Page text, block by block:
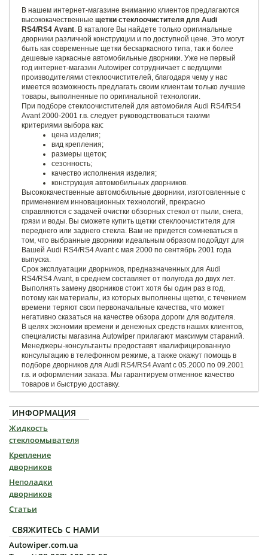
В нашем интернет-магазине вниманию клиентов предлагаются
высококачественные щетки стеклоочистителя для Audi
RS4/RS4 Avant. В каталоге Вы найдете только оригинальные
дворники различной конструкции и по доступной цене. Это могут
быть как современные щетки бескаркасного типа, так и более
дешевые каркасные автомобильные дворники. Уже не первый
год интернет-магазин Autowiper сотрудничает с ведущими
производителями стеклоочистителей, благодаря чему у нас
имеется возможность предлагать своим клиентам только лучшие
товары, выполненные по оригинальной технологии.
При подборе стеклоочистителей для автомобиля Audi RS4/RS4
Avant 2000-2001 г.в. следует руководствоваться такими
критериями выбора как:
цена изделия;
вид крепления;
размеры щеток;
сезонность;
качество исполнения изделия;
конструкция автомобильных дворников.
Высококачественные автомобильные дворники, изготовленные с
применением инновационных технологий, прекрасно
справляются с задачей очистки обзорных стекол от пыли, снега,
грязи и воды. Вы сможете купить щетки стеклоочистителя для
переднего или заднего стекла. Вам не придется сомневаться в
том, что выбранные дворники идеальным образом подойдут для
Вашей Audi RS4/RS4 Avant с мая 2000 по сентябрь 2001 года
выпуска.
Срок эксплуатации дворников, предназначенных для Audi
RS4/RS4 Avant, в среднем составляет от полугода до двух лет.
Выполнять замену дворников стоит хотя бы один раз в год,
потому как материалы, из которых выполнены щетки, с течением
времени теряют свои первоначальные качества, что может
негативно сказаться на качестве обзора дороги для водителя.
В целях экономии времени и денежных средств наших клиентов,
специалисты магазина Autowiper прилагают максимум стараний.
Менеджеры-консультанты предоставят квалифицированную
консультацию в телефонном режиме, а также окажут помощь в
подборе дворников для Audi RS4/RS4 Avant c 05.2000 по 09.2001
г.в. и оформлении заказа. Мы гарантируем отменное качество
товаров и быструю доставку.
ИНФОРМАЦИЯ
Жидкость
стеклоомывателя
Крепление
дворников
Неполадки
дворников
Статьи
СВЯЖИТЕСЬ С НАМИ
Autowiper.com.ua